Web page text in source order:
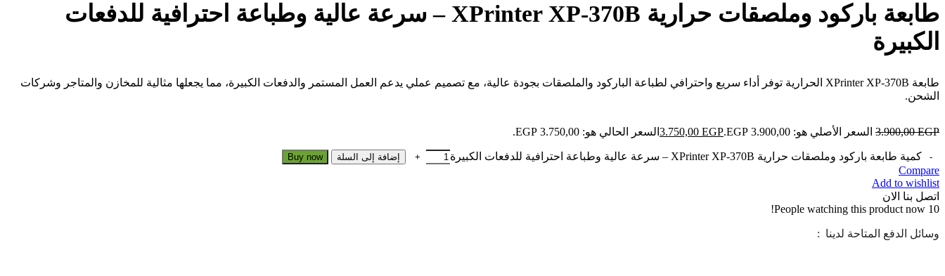
طابعة باركود وملصقات حرارية XPrinter XP-370B – سرعة عالية وطباعة احترافية للدفعات
الكبيرة
طابعة XPrinter XP-370B الحرارية توفر أداء سريع واحترافي لطباعة الباركود والملصقات بجودة عالية، مع تصميم عملي يدعم العمل المستمر والدفعات الكبيرة، مما يجعلها مثالية للمخازن والمتاجر وشركات
الشحن.
3.900,00EGP السعر الأصلي هو: 3.900,00 EGP. 3.750,00 EGP السعر الحالي هو: 3.750,00 EGP.
كمية طابعة باركود وملصقات حرارية XPrinter XP-370B – سرعة عالية وطباعة احترافية للدفعات الكبيرة إضافة إلى السلة Buy now
Compare
Add to wishlist
اتصل بنا الان
10
People watching this product now!
وسائل الدفع المتاحة لدينا :